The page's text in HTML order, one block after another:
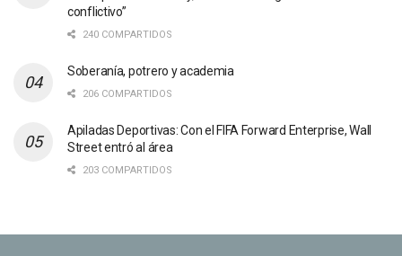
conflictivo”
240 COMPARTIDOS
Soberanía, potrero y academia
206 COMPARTIDOS
Apiladas Deportivas: Con el FIFA Forward Enterprise, Wall
Street entró al área
203 COMPARTIDOS